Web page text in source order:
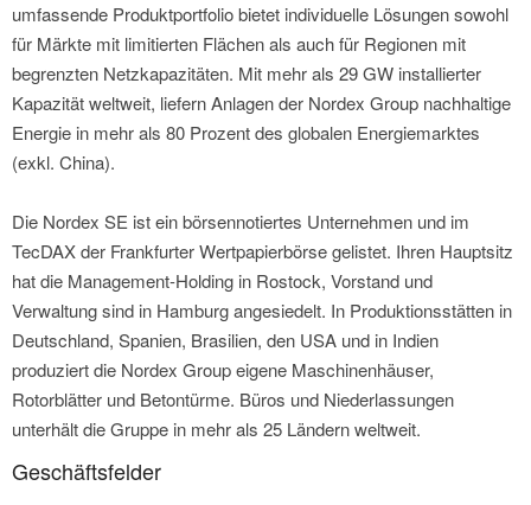
umfassende Produktportfolio bietet individuelle Lösungen sowohl
für Märkte mit limitierten Flächen als auch für Regionen mit
begrenzten Netzkapazitäten. Mit mehr als 29 GW installierter
Kapazität weltweit, liefern Anlagen der Nordex Group nachhaltige
Energie in mehr als 80 Prozent des globalen Energiemarktes
(exkl. China).
Die Nordex SE ist ein börsennotiertes Unternehmen und im
TecDAX der Frankfurter Wertpapierbörse gelistet. Ihren Hauptsitz
hat die Management-Holding in Rostock, Vorstand und
Verwaltung sind in Hamburg angesiedelt. In Produktionsstätten in
Deutschland, Spanien, Brasilien, den USA und in Indien
produziert die Nordex Group eigene Maschinenhäuser,
Rotorblätter und Betontürme. Büros und Niederlassungen
unterhält die Gruppe in mehr als 25 Ländern weltweit.
Geschäftsfelder